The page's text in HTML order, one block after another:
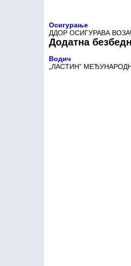
Осигурање
ДДОР ОСИГУРАВА
Додатна
Водич
„ЛАСТИН”